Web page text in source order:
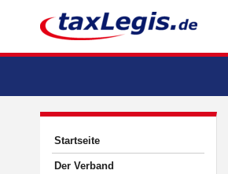
Startseite
Der Verband